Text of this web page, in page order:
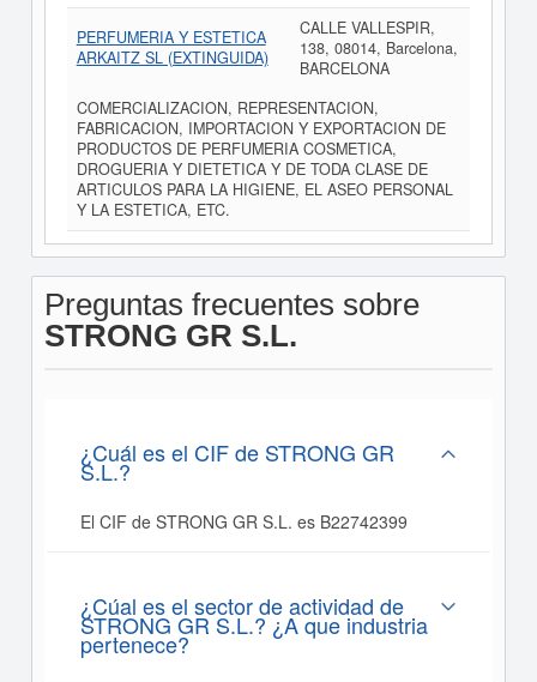
PERFUMERIA Y ESTETICA
ARKAITZ SL (EXTINGUIDA)
CALLE VALLESPIR,
138, 08014, Barcelona,
BARCELONA
COMERCIALIZACION, REPRESENTACION,
FABRICACION, IMPORTACION Y EXPORTACION DE
PRODUCTOS DE PERFUMERIA COSMETICA,
DROGUERIA Y DIETETICA Y DE TODA CLASE DE
ARTICULOS PARA LA HIGIENE, EL ASEO PERSONAL
Y LA ESTETICA, ETC.
Preguntas frecuentes sobre
STRONG GR S.L.
¿Cuál es el CIF de STRONG GR
S.L.?
El CIF de STRONG GR S.L. es B22742399
¿Cúal es el sector de actividad de
STRONG GR S.L.? ¿A que industria
pertenece?